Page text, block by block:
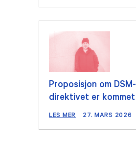
Proposisjon om DSM-
direktivet er kommet
LES MER 27. MARS 2026